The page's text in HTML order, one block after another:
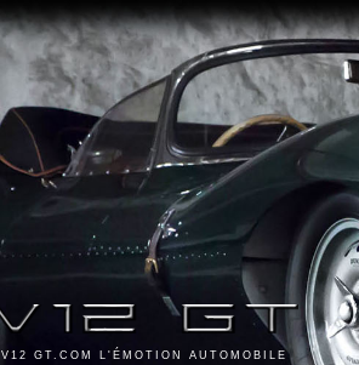
V12 GT.COM L'ÉMOTION AUTOMOBILE